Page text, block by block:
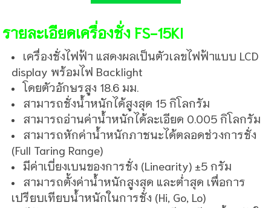
รายละเอียดเครื่องชั่ง FS-15KI
เครื่องชั่งไฟฟ้า แสดงผลเป็นตัวเลขไฟฟ้าแบบ LCD
display พร้อมไฟ Backlight
โดยตัวอักษรสูง 18.6 มม.
สามารถชั่งน้ำหนักได้สูงสุด 15 กิโลกรัม
สามารถอ่านค่าน้ำหนักได้ละเอียด 0.005 กิโลกรัม
สามารถหักค่าน้ำหนักภาชนะได้ตลอดช่วงการชั่ง
(Full Taring Range)
มีค่าเบี่ยงเบนของการชั่ง (Linearity) ±5 กรัม
สามารถตั้งค่าน้ำหนักสูงสุด และต่ำสุด เพื่อการ
เปรียบเทียบน้ำหนักในการชั่ง (Hi, Go, Lo)